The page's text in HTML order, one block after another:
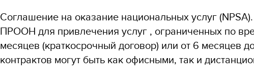
Соглашение на оказание национальных услуг
ПРООН для привлечения услуг , ограниченных по
месяцев (краткосрочный договор) или от 6 месяцев
контрактов могут быть как офисными, так и